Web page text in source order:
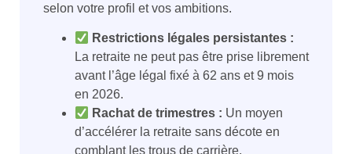
selon votre profil et vos ambitions.
Restrictions légales persistantes :
La retraite ne peut pas être prise librement
avant l’âge légal fixé à 62 ans et 9 mois
en 2026.
Rachat de trimestres : Un moyen
d’accélérer la retraite sans décote en
comblant les trous de carrière.